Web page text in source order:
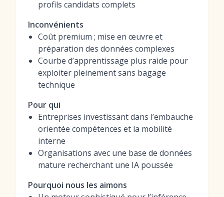
profils candidats complets
Inconvénients
Coût premium ; mise en œuvre et
préparation des données complexes
Courbe d’apprentissage plus raide pour
exploiter pleinement sans bagage
technique
Pour qui
Entreprises investissant dans l’embauche
orientée compétences et la mobilité
interne
Organisations avec une base de données
mature recherchant une IA poussée
Pourquoi nous les aimons